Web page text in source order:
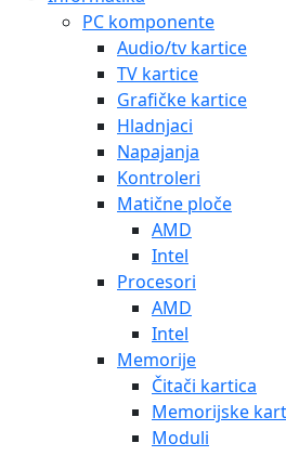
PC komponente
Audio/tv kartice
TV kartice
Grafičke kartice
Hladnjaci
Napajanja
Kontroleri
Matične ploče
AMD
Intel
Procesori
AMD
Intel
Memorije
Čitači kartica
Memorijske
Moduli